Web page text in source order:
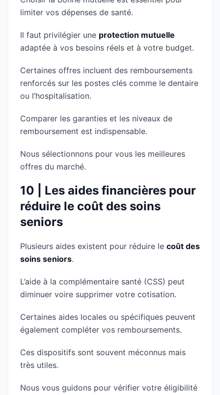
limiter vos dépenses de santé.
Il faut privilégier une protection mutuelle
adaptée à vos besoins réels et à votre budget.
Certaines offres incluent des remboursements
renforcés sur les postes clés comme le dentaire
ou l’hospitalisation.
Comparer les garanties et les niveaux de
remboursement est indispensable.
Nous sélectionnons pour vous les meilleures
offres du marché.
10 | Les aides financières pour
réduire le coût des soins
seniors
Plusieurs aides existent pour réduire le coût des
soins seniors.
L’aide à la complémentaire santé (CSS) peut
diminuer voire supprimer votre cotisation.
Certaines aides locales ou spécifiques peuvent
également compléter vos remboursements.
Ces dispositifs sont souvent méconnus mais
très utiles.
Nous vous guidons pour vérifier votre éligibilité